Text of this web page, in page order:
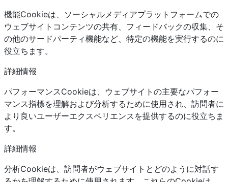
機能Cookieは、ソーシャルメディアプラットフォームでの
ウェブサイトコンテンツの共有、フィードバックの収集、そ
の他のサードパーティ機能など、特定の機能を実行するのに
役立ちます。
詳細情報
パフォーマンスCookieは、ウェブサイトの主要なパフォー
マンス指標を理解および分析するために使用され、訪問者に
より良いユーザーエクスペリエンスを提供するのに役立ちま
す。
詳細情報
分析Cookieは、訪問者がウェブサイトとどのように対話す